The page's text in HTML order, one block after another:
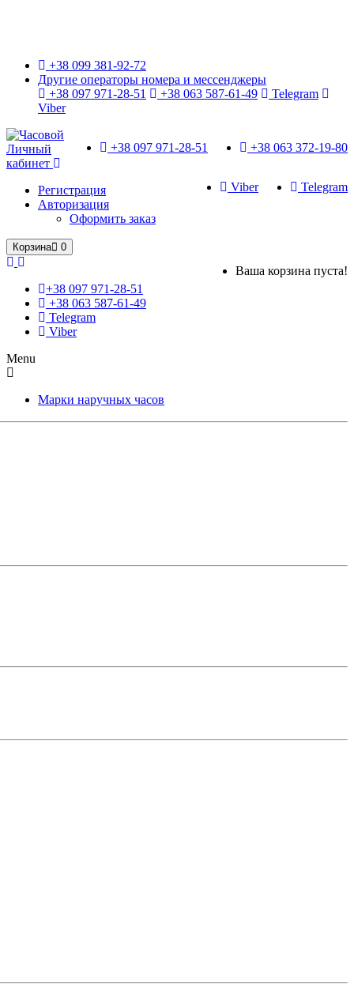
+38 099 381-92-72
Другие операторы номера и мессенджеры
+38 097 971-28-51
+38 063 587-61-49
Telegram
Viber
+38 063 372-19-80
+38 097 971-28-51
Telegram
Viber
Личный
кабинет
Регистрация
Авторизация
Оформить заказ
Корзина 0
Ваша корзина пуста!
+38 097 971-28-51
+38 063 587-61-49
Telegram
Viber
Menu
Марки наручных часов